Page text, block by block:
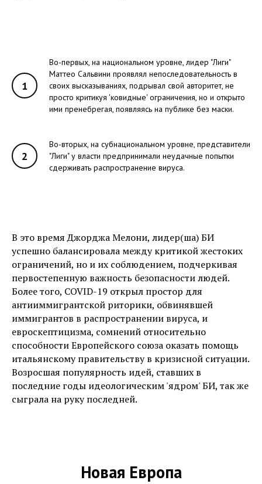
1
Во-первых, на национальном уровне, лидер "Лиги"
Маттео Сальвини проявлял непоследовательность в
своих высказываниях, подрывал свой авторитет, не
просто критикуя 'ковидные' ограничения, но и открыто
ими пренебрегая, появляясь на публике без маски.
2
Во-вторых, на субнациональном уровне, представители
"Лиги" у власти предпринимали неудачные попытки
сдерживать распространение вируса.
В это время Джорджа Мелони, лидер(ша) БИ
успешно балансировала между критикой жестоких
ограничений, но и их соблюдением, подчеркивая
первостепенную важность безопасности людей.
Более того, COVID-19 открыл простор для
антииммигрантской риторики, обвинявшей
иммигрантов в распространении вируса, и
евроскептицизма, сомнений относительно
способности Европейского союза оказать помощь
итальянскому правительству в кризисной ситуации.
Возросшая популярность идей, ставших в
последние годы идеологическим 'ядром' БИ, так же
сыграла на руку последней.
Новая Европа